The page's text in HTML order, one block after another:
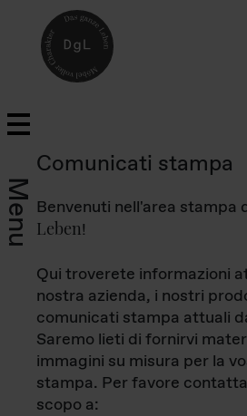
Menu
Comunicati stampa
Benvenuti nell'area stampa
Leben!
Qui troverete informazioni
nostra azienda, i nostri
comunicati stampa attuali
Saremo lieti di fornirvi
immagini su misura per la
stampa. Per favore
scopo a: